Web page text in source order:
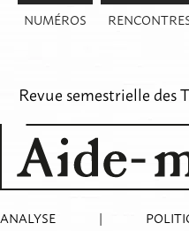
AllerNUMÉROS
Revue semestrielle des
ANALYSE |